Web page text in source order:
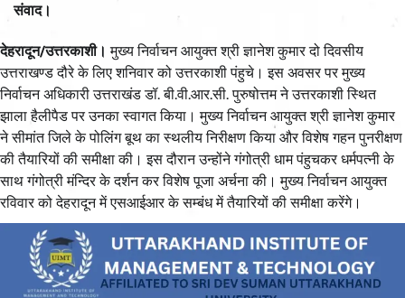
संवाद।
देहरादून/उत्तरकाशी। मुख्य निर्वाचन आयुक्त श्री ज्ञानेश कुमार दो दिवसीय
उत्तराखण्ड दौरे के लिए शनिवार को उत्तरकाशी पंहुचे। इस अवसर पर मुख्य
निर्वाचन अधिकारी उत्तराखंड डॉ. बी.वी.आर.सी. पुरुषोत्तम ने उत्तरकाशी स्थित
झाला हैलीपैड पर उनका स्वागत किया। मुख्य निर्वाचन आयुक्त श्री ज्ञानेश कुमार
ने सीमांत जिले के पोलिंग बूथ का स्थलीय निरीक्षण किया और विशेष गहन पुनरीक्षण
की तैयारियों की समीक्षा की। इस दौरान उन्होंने गंगोत्री धाम पंहुचकर धर्मपत्नी के
साथ गंगोत्री मंन्दिर के दर्शन कर विशेष पूजा अर्चना की। मुख्य निर्वाचन आयुक्त
रविवार को देहरादून में एसआईआर के सम्बंध में तैयारियों की समीक्षा करेंगे।